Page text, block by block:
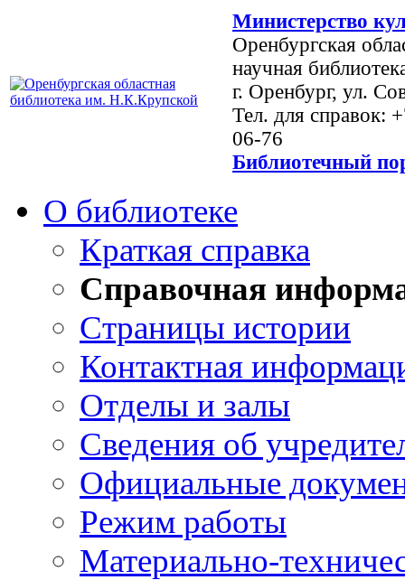
Министерство
Оренбургская
научная
г. Оренбург, ул.
Тел. для справок:
06-76
Библиотечный
О библиотеке
Краткая справка
Справочная
Страницы истории
Контактная
Отделы и залы
Сведения об
Официальные
Режим работы
Материально-